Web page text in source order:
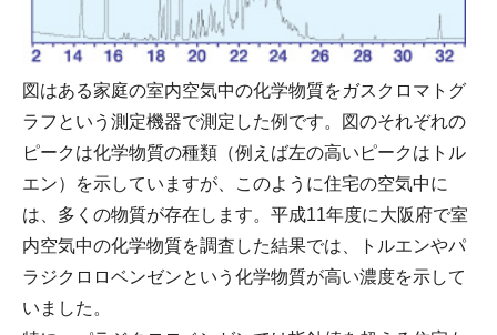
図はある家庭の室内空気中の化学物質をガスクロマトグ
ラフという測定機器で測定した例です。図のそれぞれの
ピークは化学物質の種類（例えば左の高いピークはトル
エン）を示していますが、このように住宅の空気中に
は、多くの物質が存在します。平成11年度に大阪府で室
内空気中の化学物質を調査した結果では、トルエンやパ
ラジクロロベンゼンという化学物質が高い濃度を示して
いました。